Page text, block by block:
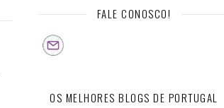
FALE CONOSCO!
OS MELHORES BLOGS DE PORTUGAL